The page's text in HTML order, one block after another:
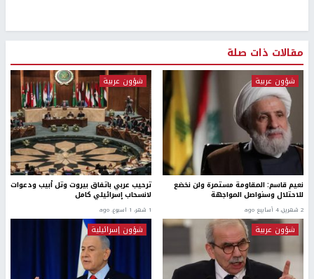
مقالات ذات صلة
شؤون عربية
نعيم قاسم: المقاومة مستمرة ولن نخضع
للاحتلال وسنواصل المواجهة
2 شهرين، 4 أسابيع ago
شؤون عربية
ترحيب عربي باتفاق بيروت وتل أبيب ودعوات
لانسحاب إسرائيلي كامل
1 شهر، 1 اسبوع. ago
شؤون عربية شؤون إسرائيلية